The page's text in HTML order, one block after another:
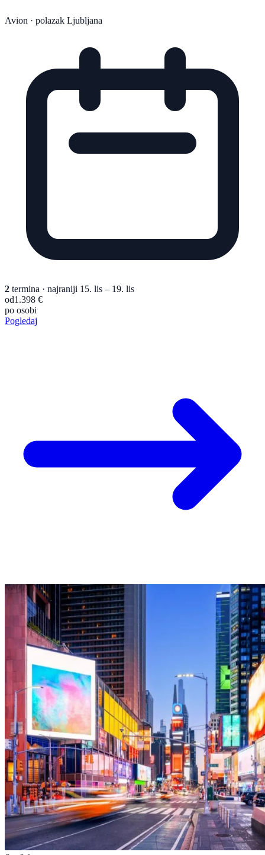
Avion · polazak Ljubljana
2 termina · najraniji 15. lis – 19. lis
od1.398 €
po osobi
Pogledaj